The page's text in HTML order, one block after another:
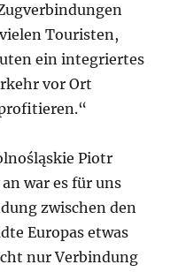
Touristen,
ein integriertes
vor Ort
Piotr
war es für uns
zwischen den
Europas etwas
nur Verbindung